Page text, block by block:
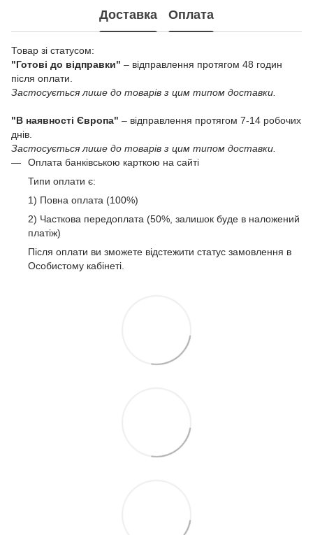
Доставка Оплата
Товар зі статусом:
"Готові до відправки" – відправлення протягом 48 годин
після оплати.
Застосується лише до товарів з цим типом доставки.
"В наявності Європа" – відправлення протягом 7-14 робочих
днів.
Застосується лише до товарів з цим типом доставки.
Оплата банківською карткою на сайті
Типи оплати є:
1) Повна оплата (100%)
2) Часткова передоплата (50%, залишок буде в наложений
платіж)
Після оплати ви зможете відстежити статус замовлення в
Особистому кабінеті.